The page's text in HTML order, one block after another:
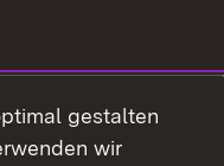
gestalten
wir